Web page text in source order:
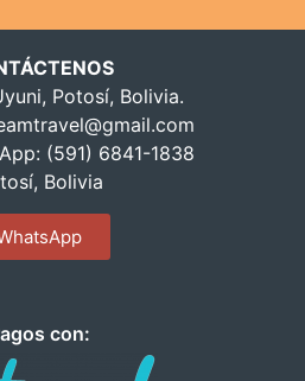
Potosí, Bolivia.
(591) 6841-1838
Bolivia
con: